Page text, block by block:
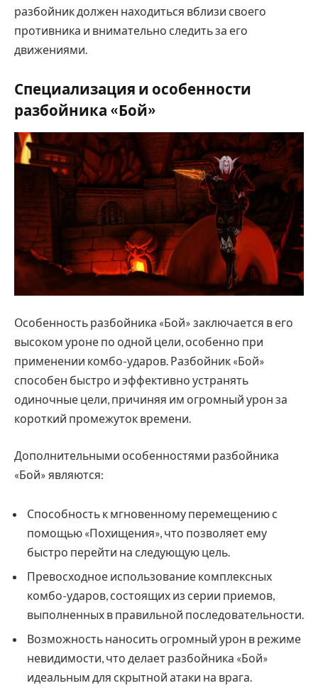
разбойник должен находиться вблизи своего
противника и внимательно следить за его
движениями.
Специализация и особенности
разбойника «Бой»
Особенность разбойника «Бой» заключается в его
высоком уроне по одной цели, особенно при
применении комбо-ударов. Разбойник «Бой»
способен быстро и эффективно устранять
одиночные цели, причиняя им огромный урон за
короткий промежуток времени.
Дополнительными особенностями разбойника
«Бой» являются:
Способность к мгновенному перемещению с
помощью «Похищения», что позволяет ему
быстро перейти на следующую цель.
Превосходное использование комплексных
комбо-ударов, состоящих из серии приемов,
выполненных в правильной последовательности.
Возможность наносить огромный урон в режиме
невидимости, что делает разбойника «Бой»
идеальным для скрытной атаки на врага.